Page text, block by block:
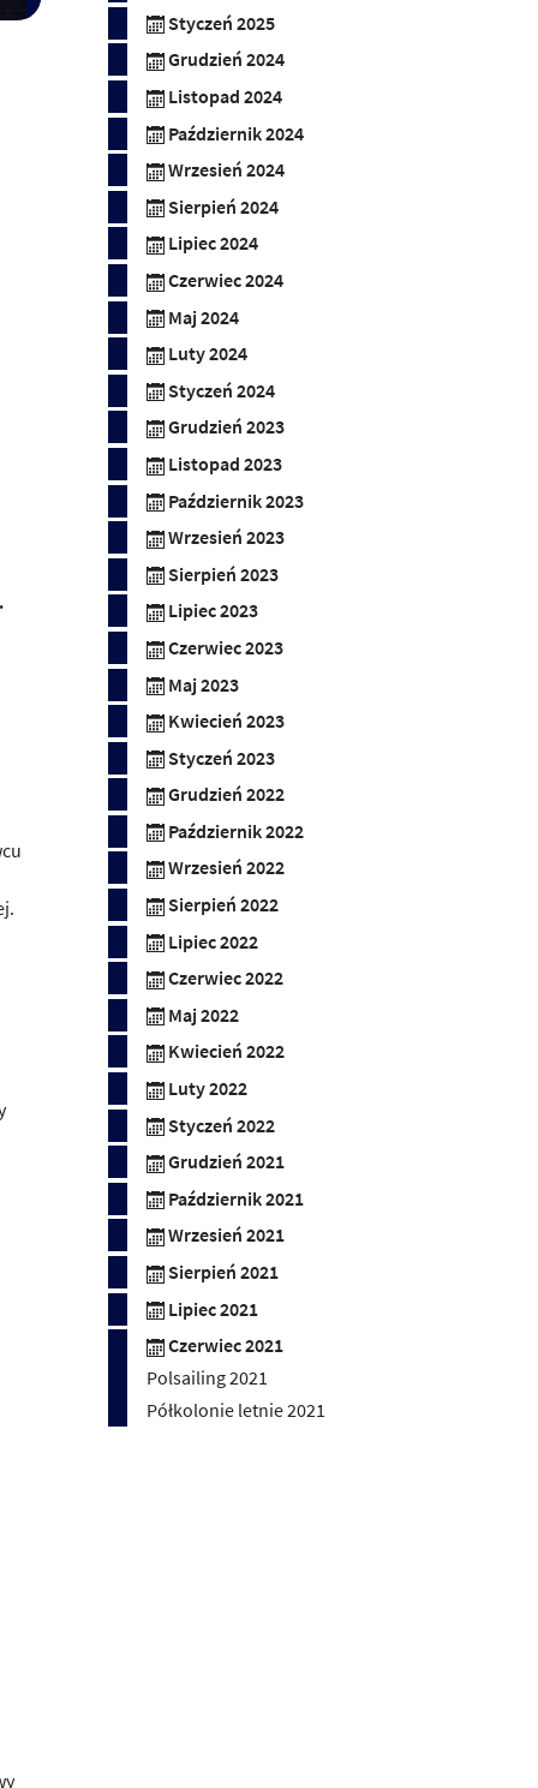
Styczeń 2025
Grudzień 2024
Listopad 2024
Październik 2024
Wrzesień 2024
Sierpień 2024
Lipiec 2024
Czerwiec 2024
Maj 2024
Luty 2024
Styczeń 2024
Grudzień 2023
Listopad 2023
Październik 2023
Wrzesień 2023
Sierpień 2023
Lipiec 2023
Czerwiec 2023
Maj 2023
Kwiecień 2023
Styczeń 2023
Grudzień 2022
Październik 2022
Wrzesień 2022
Sierpień 2022
Lipiec 2022
Czerwiec 2022
Maj 2022
Kwiecień 2022
Luty 2022
Styczeń 2022
Grudzień 2021
Październik 2021
Wrzesień 2021
Sierpień 2021
Lipiec 2021
Czerwiec 2021
Polsailing 2021
Półkolonie letnie 2021